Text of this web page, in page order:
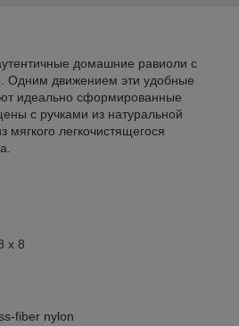
домашние равиоли с
Одним движением эти удобные
идеально сформированные
с ручками из натуральной
мягкого легкочистящегося
x 8
fiber nylon